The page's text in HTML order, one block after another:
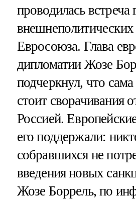
проводилась встреча
внешнеполитических
Евросоюза. Глава
дипломатии Жозе
подчеркнул, что
стоит сворачивания
Россией.
его поддержали:
собравшихся не
введения новых
Жозе Боррель, по